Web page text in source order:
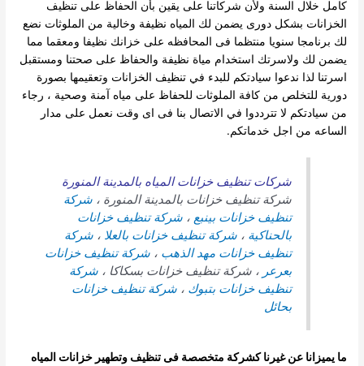
كامل خلال السنة ولأن شركاتنا على يقين بأن الحفاظ على تنظيف
الخزانات بشكل دورى يضمن لك المياه نظيفة وخالية من الملوثات نضع
لك برنامجا سنويا منتظما فى المحافظه على خزانك نظيفا ومعقما مما
يضمن لك ولاسرتك استخدام مياة نظيفة والحفاظ على صحتنا ومستقبل
اسرتنا لذا ندعوا سيادتكم للبدء في تنظيف الخزانات وتعقيمها بصورة
دورية للتخلص من كافة الملوثات للحفاظ على مياه آمنة وصحية ، رجاء
من سيادتكم لا تترددوا في الاتصال بنا فى اى وقت نعمل على مدار
الساعه من اجل خدماتكم.
شركات تنظيف خزانات المياه بالمدينة المنورة
شركة تنظيف خزانات بالمدينة المنورة ،شركة
تنظيف خزانات بينبع ،شركة تنظيف خزانات
بالحناكية ،شركة تنظيف خزانات بالعلا ،شركة
تنظيف خزانات مهد الذهب ،شركة تنظيف خزانات
بعرعر ، شركة تنظيف خزانات بسكاكا ،شركة
تنظيف خزانات بتبوك ،شركة تنظيف خزانات
بحائل
ما يميزانا عن غيرنا كشركة متخصصة فى تنظيف وتطهير خزانات المياه